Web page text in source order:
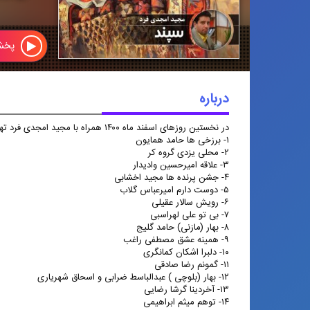
در نخستین روزهای اسفند ماه ۱۴۰۰
همراه با مجید امجدی فرد تهیه کننده
رادیو پیام و زهرا محمودی گوینده رادیو
مجموعه ی روح افزایی از ترانه و تصنیف
بشنوید.
درباره
در نخستین روزهای اسفند ماه ۱۴۰۰ همراه با مجید امجدی فرد تهیه کننده رادیو پیام و زهرا محمودی گوینده رادیو مجموعه ی روح افزایی از ترانه و تصنیف بشنوید.
۱- برزخی ها حامد همایون
۲- محلی یزدی گروه کر
۳- علاقه امیرحسین وادیدار
۴- جشن پرنده ها مجید اخشابی
۵- دوست دارم امیرعباس گلاب
۶- رویش سالار عقیلی
۷- بی تو علی لهراسبی
۸- بهار (مازنی) حامد گلیج
۹- همینه عشق مصطفی راغب
۱۰- دلبرا اشکان کمانگری
۱۱- گمونم رضا صادقی
۱۲- بهار (بلوچی ) عبدالباسط ضرابی و اسحاق شهریاری
۱۳- آخردینا گرشا رضایی
۱۴- توهم میثم ابراهیمی